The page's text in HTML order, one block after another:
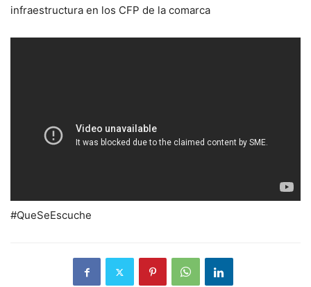
infraestructura en los CFP de la comarca
#QueSeEscuche